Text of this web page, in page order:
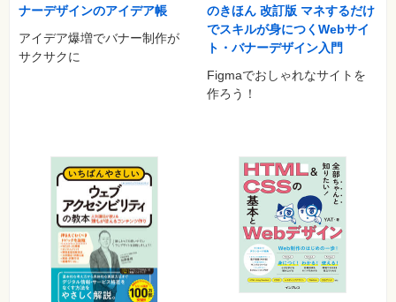
ナーデザインのアイデア帳
アイデア爆増でバナー制作が
サクサクに
のきほん 改訂版 マネするだけ
でスキルが身につくWebサイ
ト・バナーデザイン入門
Figmaでおしゃれなサイトを
作ろう！